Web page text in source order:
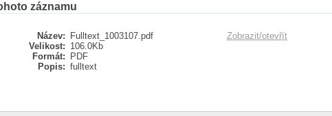
záznamu
Název:
Fulltext_1003107.pdf
Velikost: 106.0Kb
Formát:
PDF
Popis: fulltext
Zobrazit/otevřít